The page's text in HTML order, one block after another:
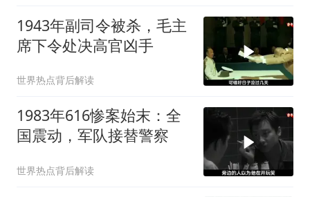
1943年副司令被杀，毛主
席下令处决高官凶手
世界热点背后解读
1983年616惨案始末：全
国震动，军队接替警察
世界热点背后解读